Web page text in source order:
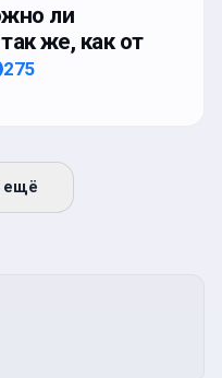
ли
же, как от
275
ещё